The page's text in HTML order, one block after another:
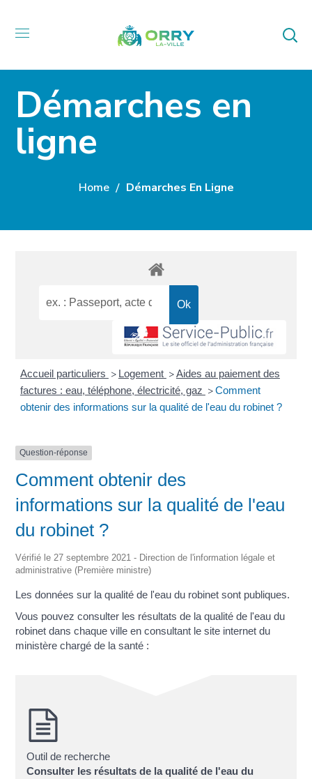
Démarches en
ligne
Home Démarches En Ligne
Accueil particuliers > Logement >Aides au paiement des
factures : eau, téléphone, électricité, gaz >Comment
obtenir des informations sur la qualité de l'eau du robinet ?
Question-réponse
Comment obtenir des
informations sur la qualité de l'eau
du robinet ?
Vérifié le 27 septembre 2021 - Direction de l'information légale et
administrative (Première ministre)
Les données sur la qualité de l'eau du robinet sont publiques.
Vous pouvez consulter les résultats de la qualité de l'eau du
robinet dans chaque ville en consultant le site internet du
ministère chargé de la santé :
Outil de recherche
Consulter les résultats de la qualité de l'eau du